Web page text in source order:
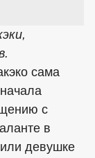
сама
с
в
девушке